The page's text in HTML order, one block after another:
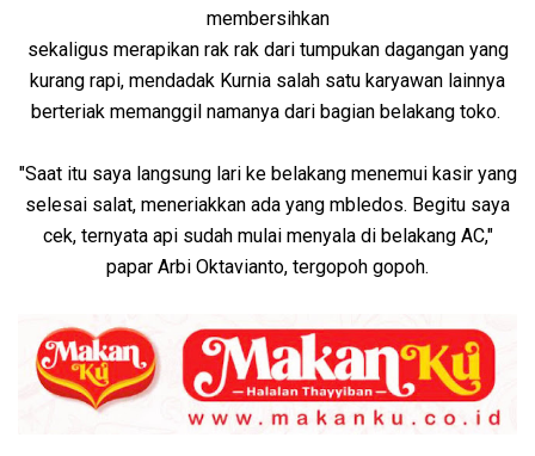
membersihkan
sekaligus merapikan rak rak dari tumpukan dagangan yang
kurang rapi, mendadak Kurnia salah satu karyawan lainnya
berteriak memanggil namanya dari bagian belakang toko.
"Saat itu saya langsung lari ke belakang menemui kasir yang
selesai salat, meneriakkan ada yang mbledos. Begitu saya
cek, ternyata api sudah mulai menyala di belakang AC,"
papar Arbi Oktavianto, tergopoh gopoh.